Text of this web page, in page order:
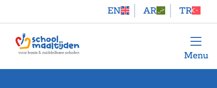
EN AR TR
Menu